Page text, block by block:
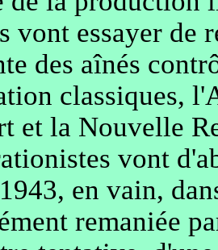
vont essayer de
des aînés
classiques,
et la Nouvelle
vont
en vain,
remaniée